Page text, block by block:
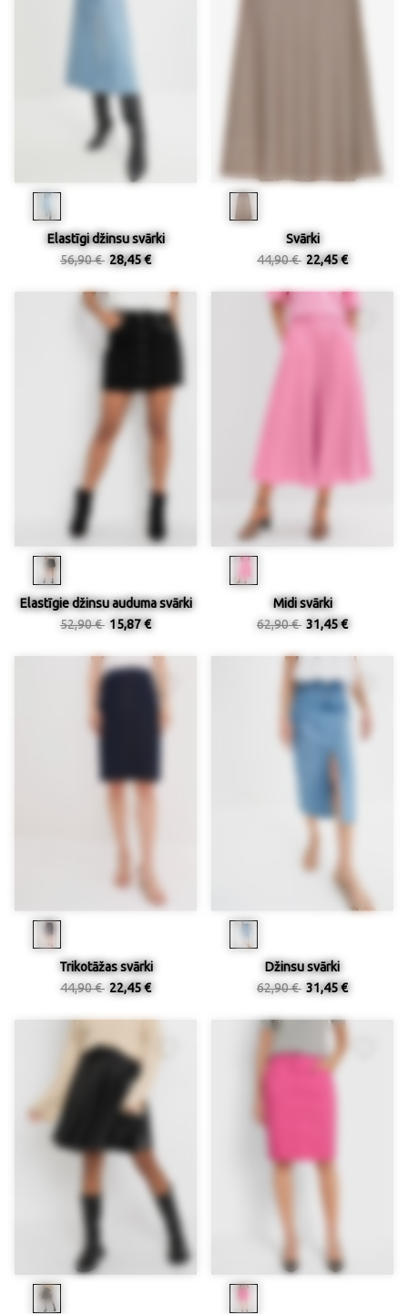
Elastīgi džinsu svārki
56,90 € 28,45 €
Svārki
44,90 € 22,45 €
Elastīgie džinsu auduma svārki
52,90 € 15,87 €
Midi svārki
62,90 € 31,45 €
Trikotāžas svārki
44,90 € 22,45 €
Džinsu svārki
62,90 € 31,45 €